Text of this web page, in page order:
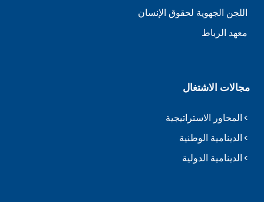
اللجن الجهوية لحقوق الإنسان
معهد الرباط
مجالات الاشتغال
المحاور الاستراتيجية
الدينامية الوطنية
الدينامية الدولية